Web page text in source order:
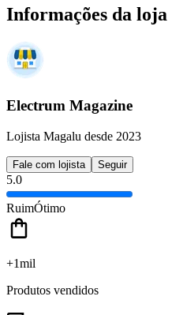
Informações da loja
Electrum Magazine
Lojista Magalu desde 2023
Fale com lojista Seguir
5.0
RuimÓtimo
+1mil
Produtos vendidos